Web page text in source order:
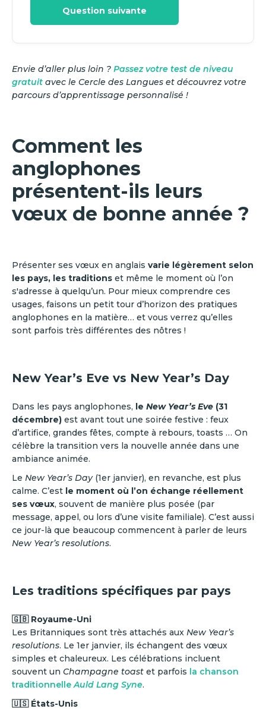
Question suivante
Envie d’aller plus loin ? Passez votre test de niveau
gratuit avec le Cercle des Langues et découvrez votre
parcours d’apprentissage personnalisé !
Comment les
anglophones
présentent-ils leurs
vœux de bonne année ?
Présenter ses vœux en anglais varie légèrement selon
les pays, les traditions et même le moment où l’on
s'adresse à quelqu’un. Pour mieux comprendre ces
usages, faisons un petit tour d’horizon des pratiques
anglophones en la matière… et vous verrez qu’elles
sont parfois très différentes des nôtres !
New Year’s Eve vs New Year’s Day
Dans les pays anglophones, le New Year’s Eve (31
décembre) est avant tout une soirée festive : feux
d’artifice, grandes fêtes, compte à rebours, toasts … On
célèbre la transition vers la nouvelle année dans une
ambiance animée.
Le New Year’s Day(1er janvier), en revanche, est plus
calme. C’est le moment où l’on échange réellement
ses vœux, souvent de manière plus posée (par
message, appel, ou lors d’une visite familiale). C’est aussi
ce jour-là que beaucoup commencent à parler de leurs
New Year’s resolutions.
Les traditions spécifiques par pays
🇬🇧 Royaume-Uni
Les Britanniques sont très attachés aux New Year’s
resolutions. Le 1er janvier, ils échangent des vœux
simples et chaleureux. Les célébrations incluent
souvent un Champagne toast et parfois la chanson
traditionnelleAuld Lang Syne.
🇺🇸 États-Unis